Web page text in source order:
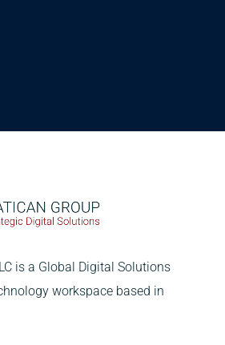
is a Global Digital Solutions
workspace based in